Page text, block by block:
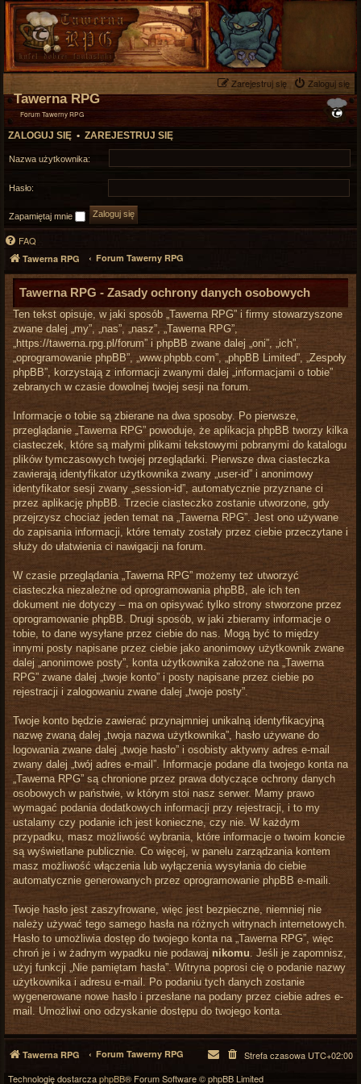
Zaloguj się
Zarejestruj się
Tawerna RPG
Forum Tawerny RPG
ZALOGUJ SIĘ • ZAREJESTRUJ SIĘ
Nazwa użytkownika:
Hasło:
Zapamiętaj mnie
FAQ
Tawerna RPG Forum Tawerny RPG
Tawerna RPG - Zasady ochrony danych osobowych
Ten tekst opisuje, w jaki sposób „Tawerna RPG” i firmy stowarzyszone
zwane dalej „my”, „nas”, „nasz”, „Tawerna RPG”,
„https://tawerna.rpg.pl/forum” i phpBB zwane dalej „oni”, „ich”,
„oprogramowanie phpBB”, „www.phpbb.com”, „phpBB Limited”, „Zespoły
phpBB”, korzystają z informacji zwanymi dalej „informacjami o tobie”
zebranych w czasie dowolnej twojej sesji na forum.
Informacje o tobie są zbierane na dwa sposoby. Po pierwsze,
przeglądanie „Tawerna RPG” powoduje, że aplikacja phpBB tworzy kilka
ciasteczek, które są małymi plikami tekstowymi pobranymi do katalogu
plików tymczasowych twojej przeglądarki. Pierwsze dwa ciasteczka
zawierają identyfikator użytkownika zwany „user-id” i anonimowy
identyfikator sesji zwany „session-id”, automatycznie przyznane ci
przez aplikację phpBB. Trzecie ciasteczko zostanie utworzone, gdy
przejrzysz chociaż jeden temat na „Tawerna RPG”. Jest ono używane
do zapisania informacji, które tematy zostały przez ciebie przeczytane i
służy do ułatwienia ci nawigacji na forum.
W czasie przeglądania „Tawerna RPG” możemy też utworzyć
ciasteczka niezależne od oprogramowania phpBB, ale ich ten
dokument nie dotyczy – ma on opisywać tylko strony stworzone przez
oprogramowanie phpBB. Drugi sposób, w jaki zbieramy informacje o
tobie, to dane wysyłane przez ciebie do nas. Mogą być to między
innymi posty napisane przez ciebie jako anonimowy użytkownik zwane
dalej „anonimowe posty”, konta użytkownika założone na „Tawerna
RPG” zwane dalej „twoje konto” i posty napisane przez ciebie po
rejestracji i zalogowaniu zwane dalej „twoje posty”.
Twoje konto będzie zawierać przynajmniej unikalną identyfikacyjną
nazwę zwaną dalej „twoja nazwa użytkownika”, hasło używane do
logowania zwane dalej „twoje hasło” i osobisty aktywny adres e-mail
zwany dalej „twój adres e-mail”. Informacje podane dla twojego konta na
„Tawerna RPG” są chronione przez prawa dotyczące ochrony danych
osobowych w państwie, w którym stoi nasz serwer. Mamy prawo
wymagać podania dodatkowych informacji przy rejestracji, i to my
ustalamy czy podanie ich jest konieczne, czy nie. W każdym
przypadku, masz możliwość wybrania, które informacje o twoim koncie
są wyświetlane publicznie. Co więcej, w panelu zarządzania kontem
masz możliwość włączenia lub wyłączenia wysyłania do ciebie
automatycznie generowanych przez oprogramowanie phpBB e-maili.
Twoje hasło jest zaszyfrowane, więc jest bezpieczne, niemniej nie
należy używać tego samego hasła na różnych witrynach internetowych.
Hasło to umożliwia dostęp do twojego konta na „Tawerna RPG”, więc
chroń je i w żadnym wypadku nie podawaj nikomu. Jeśli je zapomnisz,
użyj funkcji „Nie pamiętam hasła”. Witryna poprosi cię o podanie nazwy
użytkownika i adresu e-mail. Po podaniu tych danych zostanie
wygenerowane nowe hasło i przesłane na podany przez ciebie adres e-
mail. Umożliwi ono odzyskanie dostępu do twojego konta.
Tawerna RPG Forum Tawerny RPG Strefa czasowa UTC+02:00
Technologię dostarczaphpBB® Forum Software © phpBB Limited